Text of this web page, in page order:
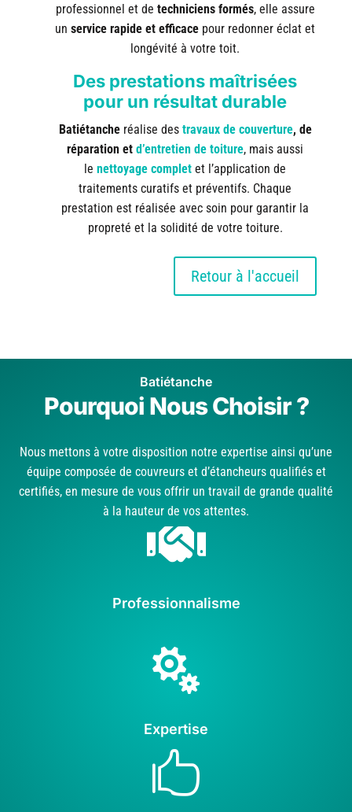
professionnel et de techniciens formés, elle assure
un service rapide et efficace pour redonner éclat et
longévité à votre toit.
Des prestations maîtrisées
pour un résultat durable
Batiétanche réalise des travaux de couverture, de
réparation etd’entretien de toiture, mais aussi
le nettoyage complet et l’application de
traitements curatifs et préventifs. Chaque
prestation est réalisée avec soin pour garantir la
propreté et la solidité de votre toiture.
Retour à l'accueil
Batiétanche
Pourquoi Nous Choisir ?
Nous mettons à votre disposition notre expertise ainsi qu’une
équipe composée de couvreurs et d’étancheurs qualifiés et
certifiés, en mesure de vous offrir un travail de grande qualité
à la hauteur de vos attentes.

Professionnalisme

Expertise
